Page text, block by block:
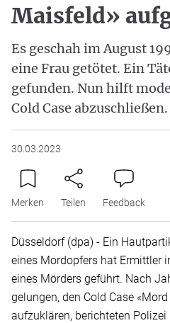
Maisfeld»
Es geschah im August
eine Frau getötet. Ein
gefunden. Nun hilft
Cold Case abzuschließen.
30.03.2023
Merken Teilen Feedback
Düsseldorf (dpa) - Ein
eines Mordopfers hat Ermittler
eines Mörders geführt. Nach
gelungen, den Cold Case
aufzuklären, berichteten